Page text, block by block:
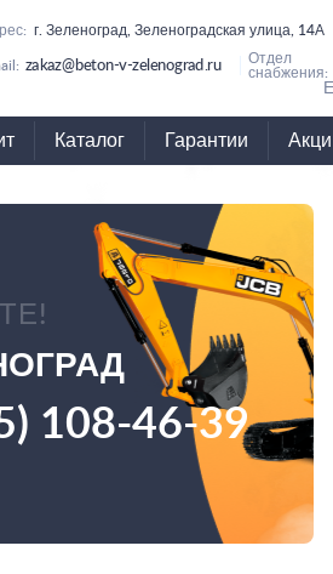
г. Зеленоград, Зеленоградская улица, 14А
zakaz@beton-v-zelenograd.ru
Отдел
снабжения:
Каталог Гарантии
108-46-39